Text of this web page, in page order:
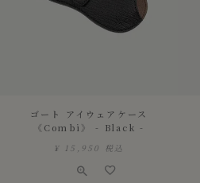
ゴート アイウェアケース
《Combi》 - Black -
¥ 15,950 税込